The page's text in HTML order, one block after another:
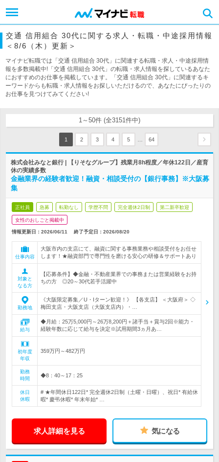
交通 信用組合 30代に関する求人・転職・中途採用情報
＜8/6（木）更新＞
マイナビ転職では「交通 信用組合 30代」に関連する転職・求人・中途採用情
報を多数掲載中!「交通 信用組合 30代」の転職・求人情報を探しているあなた
におすすめのお仕事を掲載しています。「交通 信用組合 30代」に関連するキ
ーワードからも転職・求人情報をお探しいただけるので、あなたにぴったりの
お仕事を見つけてみてください!
1～50件 (全3151件中)
1 2 3 4 5 64
株式会社みなと銀行 | 【りそなグループ】残業月8h程度／年休122日／産育
休の実績多数
金融業界の経験者歓迎！融資・相談受付の【銀行事務】※大阪募
集
正社員 急募 転勤なし 学歴不問 完全週休2日制 第二新卒歓迎
女性のおしごと掲載中
情報更新日：2026/06/11 終了予定日： 2026/08/20
仕事内容
大阪市内の支店にて、融資に関する事務業務や相談受付をお任せ
します！★融資部門で専門性を磨ける安心の研修＆サポートあり
対象と
なる方
【応募条件】◆金融・不動産業界での事務または営業経験をお持
ちの方 ◎20～30代若手活躍中
勤務地
《大阪限定募集／U・Iターン歓迎！》 【各支店】 ＜大阪府＞ ◇
梅田支店・大阪支店（大阪支店内）・…
給与
◆月給：25万5,000円～26万8,200円＋諸手当＋賞与2回※能力・
経験年数に応じて給与を決定※試用期間3ヵ月あ…
初年度
年収
359万円～482万円
勤務
時間
◆8：40～17：25
休日
休暇
# ★年間休日122日* 完全週休2日制（土曜・日曜）、祝日* 有給休
暇* 慶弔休暇* 年末年始* …
求人詳細を見る 気になる